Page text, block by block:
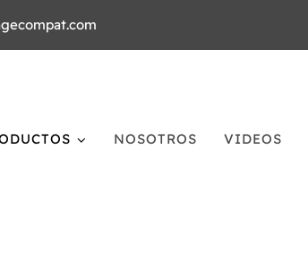
NOSOTROS VIDEOS